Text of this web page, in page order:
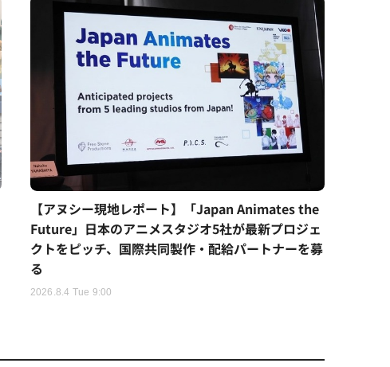
【アヌシー現地レポート】「Japan Animates the
Future」日本のアニメスタジオ5社が最新プロジェ
クトをピッチ、国際共同製作・配給パートナーを募
る
2026.8.4 Tue 9:00